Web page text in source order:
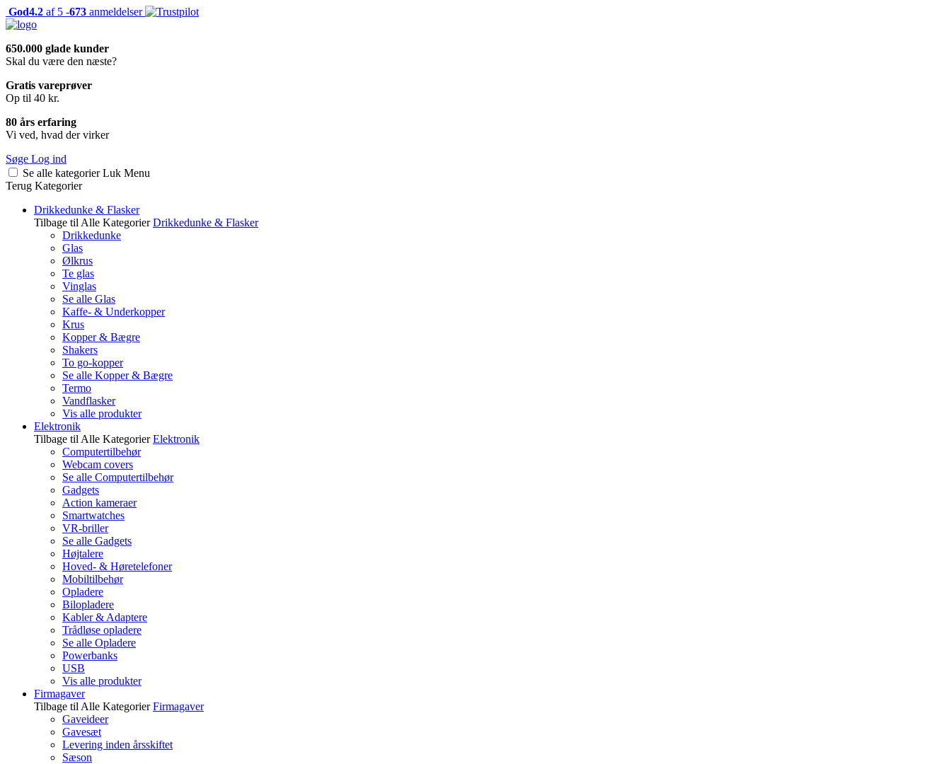
God4.2 af 5 -673 anmeldelser
650.000 glade kunder
Skal du være den næste?
Gratis vareprøver
Op til 40 kr.
80 års erfaring
Vi ved, hvad der virker
Søge Log ind
Se alle kategorier Luk Menu
Terug Kategorier
Drikkedunke & Flasker
Tilbage til Alle Kategorier Drikkedunke & Flasker
Drikkedunke
Glas
Ølkrus
Te glas
Vinglas
Se alle Glas
Kaffe- & Underkopper
Krus
Kopper & Bægre
Shakers
To go-kopper
Se alle Kopper & Bægre
Termo
Vandflasker
Vis alle produkter
Elektronik
Tilbage til Alle Kategorier Elektronik
Computertilbehør
Webcam covers
Se alle Computertilbehør
Gadgets
Action kameraer
Smartwatches
VR-briller
Se alle Gadgets
Højtalere
Hoved- & Høretelefoner
Mobiltilbehør
Opladere
Bilopladere
Kabler & Adaptere
Trådløse opladere
Se alle Opladere
Powerbanks
USB
Vis alle produkter
Firmagaver
Tilbage til Alle Kategorier Firmagaver
Gaveideer
Gavesæt
Levering inden årsskiftet
Sæson